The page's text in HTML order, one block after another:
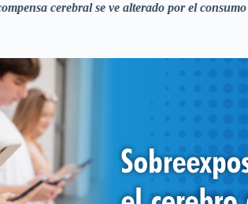
cerebral se ve alterado por el